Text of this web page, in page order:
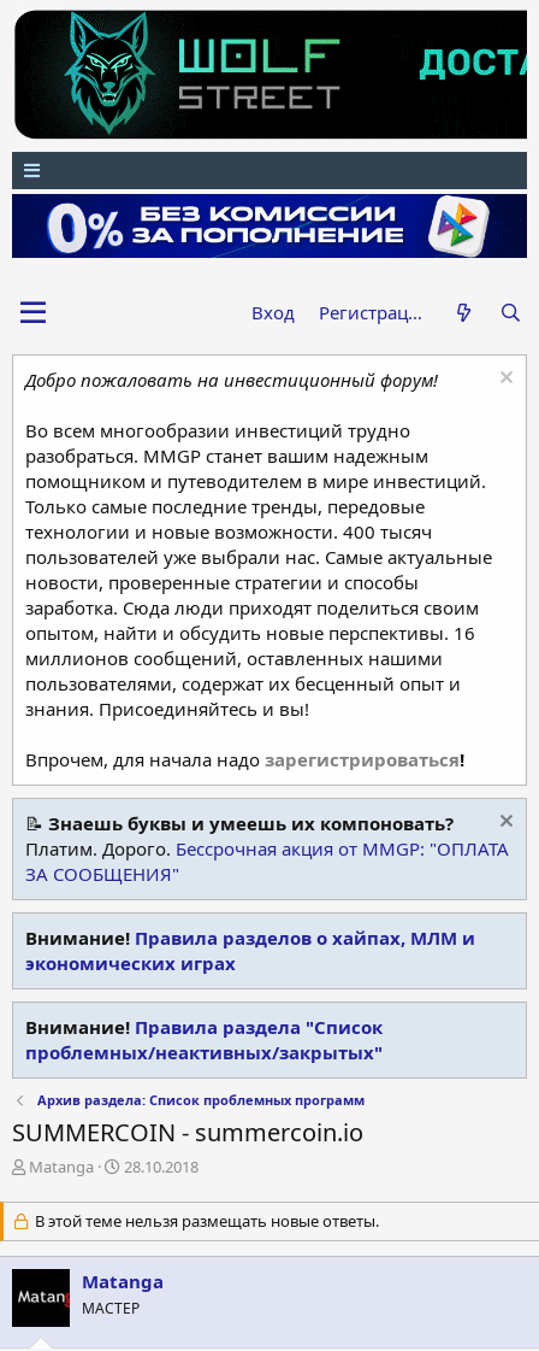
Вход Регистрация
Добро пожаловать на инвестиционный форум!
Во всем многообразии инвестиций трудно
разобраться. MMGP станет вашим надежным
помощником и путеводителем в мире инвестиций.
Только самые последние тренды, передовые
технологии и новые возможности. 400 тысяч
пользователей уже выбрали нас. Самые актуальные
новости, проверенные стратегии и способы
заработка. Сюда люди приходят поделиться своим
опытом, найти и обсудить новые перспективы. 16
миллионов сообщений, оставленных нашими
пользователями, содержат их бесценный опыт и
знания. Присоединяйтесь и вы!
Впрочем, для начала надо зарегистрироваться!
📝 Знаешь буквы и умеешь их компоновать?
Платим. Дорого. Бессрочная акция от MMGP: "ОПЛАТА
ЗА СООБЩЕНИЯ"
Внимание! Правила разделов о хайпах, МЛМ и
экономических играх
Внимание! Правила раздела "Список
проблемных/неактивных/закрытых"
Архив раздела: Список проблемных программ
SUMMERCOIN - summercoin.io
А
т
о
р
т
е
ы
Matanga
Д
т
а
н
а
ч
а
28.10.2018
В этой теме нельзя размещать новые ответы.
Matanga
МАСТЕР